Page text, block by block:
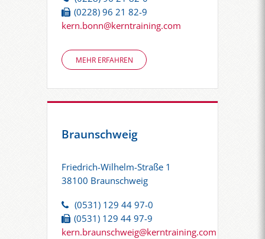
(0228) 96 21 82-9
kern.bonn@kerntraining.com
MEHR ERFAHREN
Braunschweig
Friedrich-Wilhelm-Straße 1
38100 Braunschweig
(0531) 129 44 97-0
(0531) 129 44 97-9
kern.braunschweig@kerntraining.com